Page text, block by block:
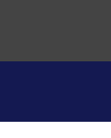
Content